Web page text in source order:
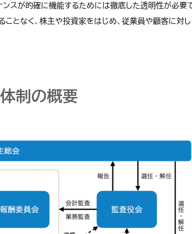
ンスが的確に機能するためには徹底した透明性が必要
となく、株主や投資家をはじめ、従業員や顧客に対し
制の概要